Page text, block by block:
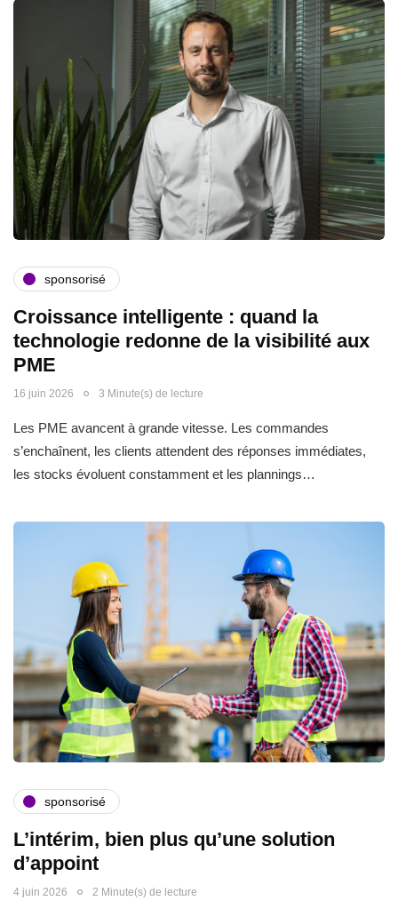
sponsorisé
Croissance intelligente : quand la
technologie redonne de la visibilité aux
PME
16 juin 2026 3 Minute(s) de lecture
Les PME avancent à grande vitesse. Les commandes
s’enchaînent, les clients attendent des réponses immédiates,
les stocks évoluent constamment et les plannings…
sponsorisé
L’intérim, bien plus qu’une solution
d’appoint
4 juin 2026 2 Minute(s) de lecture